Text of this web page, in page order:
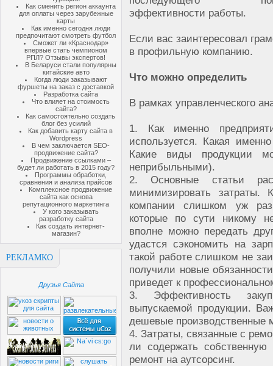
Как сменить регион аккаунта
для оплаты через зарубежные
карты
Как именно сегодня люди
предпочитают смотреть футбол
Сможет ли «Краснодар»
впервые стать чемпионом
РПЛ? Отзывы экспертов!
В Беларуси стали популярны
китайские авто
Когда люди заказывают
фуршеты на заказ с доставкой
Разработка сайта
Что влияет на стоимость
сайта?
Как самостоятельно создать
блог без усилий
Как добавить карту сайта в
Wordpress
В чем заключается SEO-
продвижение сайта?
Продвижение ссылками –
будет ли работать в 2015 году?
Программы обработки,
сравнения и анализа прайсов
Комплексное продвижение
сайта как основа
репутационного маркетинга
У кого заказывать
разработку сайта
Как создать интернет-
магазин?
РЕКЛАМКО
Друзья Сайта
эффективности работы.
Если вас заинтересовал
в профильную компанию.
Что можно определить
В рамках управленческого
1. Как именно
используется. Какая
Какие виды продукции
неприбыльными).
2. Основные статьи
минимизировать затраты.
компании слишком уж
которые по сути никому
вполне можно передать
удастся сэкономить на
такой работе слишком не
получили новые
приведет к
3. Эффективность
выпускаемой продукции.
дешевые производственные
4. Затраты, связанные с
ли содержать
ремонт на аутсорсинг.